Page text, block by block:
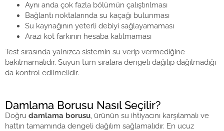
Aynı anda çok fazla bölümün çalıştırılması
Bağlantı noktalarında su kaçağı bulunması
Su kaynağının yeterli debiyi sağlayamaması
Arazi kot farkının hesaba katılmaması
Test sırasında yalnızca sistemin su verip vermediğine
bakılmamalıdır. Suyun tüm sıralara dengeli dağılıp dağılmadığı
da kontrol edilmelidir.
Damlama Borusu Nasıl Seçilir?
Doğru damlama borusu, ürünün su ihtiyacını karşılamalı ve
hattın tamamında dengeli dağılım sağlamalıdır. En ucuz